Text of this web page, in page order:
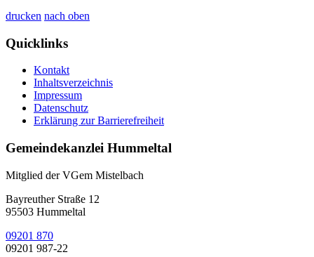
drucken nach oben
Quicklinks
Kontakt
Inhaltsverzeichnis
Impressum
Datenschutz
Erklärung zur Barrierefreiheit
Gemeindekanzlei Hummeltal
Mitglied der VGem Mistelbach
Bayreuther Straße 12
95503 Hummeltal
09201 870
09201 987-22